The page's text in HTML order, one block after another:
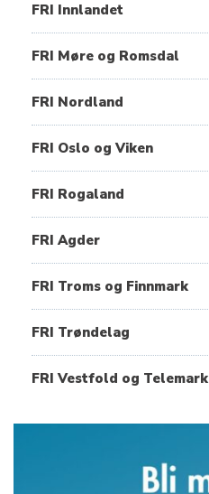
FRI Innlandet
FRI Møre og Romsdal
FRI Nordland
FRI Oslo og Viken
FRI Rogaland
FRI Agder
FRI Troms og Finnmark
FRI Trøndelag
FRI Vestfold og Telemark